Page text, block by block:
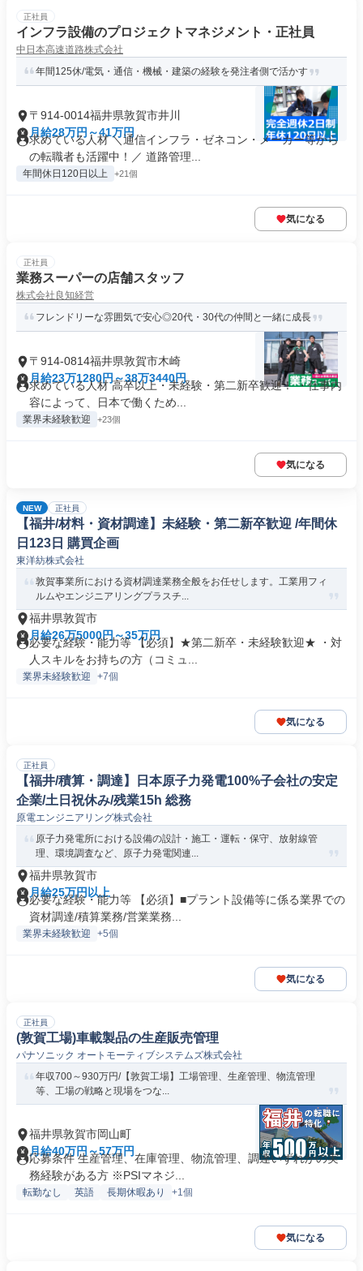
正社員
インフラ設備のプロジェクトマネジメント・正社員
中日本高速道路株式会社
年間125休/電気・通信・機械・建築の経験を発注者側で活かす
〒914-0014福井県敦賀市井川
月給28万円～41万円
求めている人材 ＼通信インフラ・ゼネコン・メーカー等から
の転職者も活躍中！／ 道路管理...
年間休日120日以上 +21個
気になる
正社員
業務スーパーの店舗スタッフ
株式会社良知経営
フレンドリーな雰囲気で安心◎20代・30代の仲間と一緒に成長
〒914-0814福井県敦賀市木崎
月給23万1280円～38万3440円
求めている人材 高卒以上・未経験・第二新卒歓迎！ ・仕事内
容によって、日本で働くため...
業界未経験歓迎 +23個
気になる
NEW 正社員
【福井/材料・資材調達】未経験・第二新卒歓迎 /年間休
日123日 購買企画
東洋紡株式会社
敦賀事業所における資材調達業務全般をお任せします。工業用フィ
ルムやエンジニアリングプラスチ...
福井県敦賀市
月給26万5000円～35万円
必要な経験・能力等 【必須】★第二新卒・未経験歓迎★ ・対
人スキルをお持ちの方（コミュ...
業界未経験歓迎 +7個
気になる
正社員
【福井/積算・調達】日本原子力発電100%子会社の安定
企業/土日祝休み/残業15h 総務
原電エンジニアリング株式会社
原子力発電所における設備の設計・施工・運転・保守、放射線管
理、環境調査など、原子力発電関連...
福井県敦賀市
月給25万円以上
必要な経験・能力等 【必須】■プラント設備等に係る業界での
資材調達/積算業務/営業業務...
業界未経験歓迎 +5個
気になる
正社員
(敦賀工場)車載製品の生産販売管理
パナソニック オートモーティブシステムズ株式会社
年収700～930万円/【敦賀工場】工場管理、生産管理、物流管理
等、工場の戦略と現場をつな...
福井県敦賀市岡山町
月給40万円～57万円
応募条件 生産管理、在庫管理、物流管理、調達いずれかの実
務経験がある方 ※PSIマネジ...
転勤なし 英語 長期休暇あり +1個
気になる